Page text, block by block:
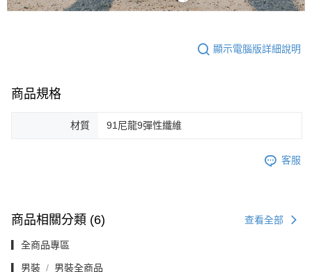
顯示電腦版詳細說明
商品規格
材質 91尼龍9彈性纖維
客服
商品相關分類 (6) 查看全部
▎全商品專區
▎男裝 男裝全商品